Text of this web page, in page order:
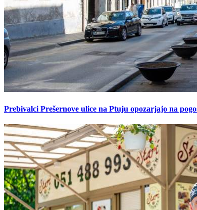
Prebivalci Prešernove ulice na Ptuju opozarjajo na